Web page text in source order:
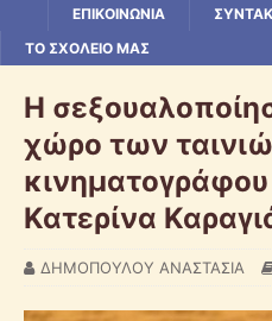
ΕΠΙΚΟΙΝΩΝΙΑ
ΤΟ ΣΧΟΛΕΙΟ ΜΑΣ
Η
χώρο των
Κατερίνα
ΔΗΜΟΠΟΥΛΟΥ ΑΝΑΣΤΑΣΙΑ